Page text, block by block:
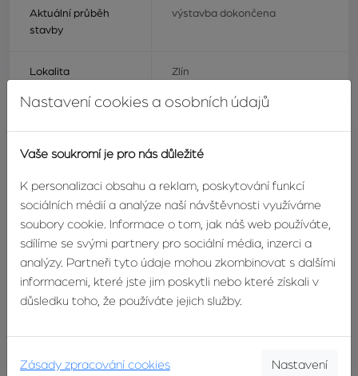
Aktuální průběh
stavby
výstavba dokončena
Lokalita Zlín
Filip Zvonek
TELEFON: +420603246680
E-MAIL: filip@zvonek.cz
Nastavení cookies a osobních údajů
Vaše soukromí je pro nás důležité
K personalizaci obsahu a reklam, poskytování funkcí
sociálních médií a analýze naší návštěvnosti využíváme
soubory cookie. Informace o tom, jak náš web používáte,
sdílíme se svými partnery pro sociální média, inzerci a
analýzy. Partneři tyto údaje mohou zkombinovat s dalšími
informacemi, které jste jim poskytli nebo které získali v
důsledku toho, že používáte jejich služby.
Zásady zpracování cookies Nastavení